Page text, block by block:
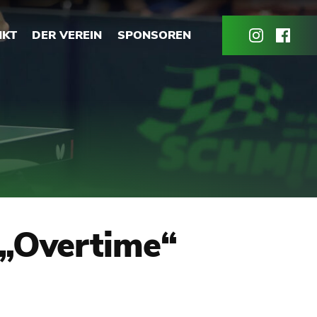
DER VEREIN SPONSOREN